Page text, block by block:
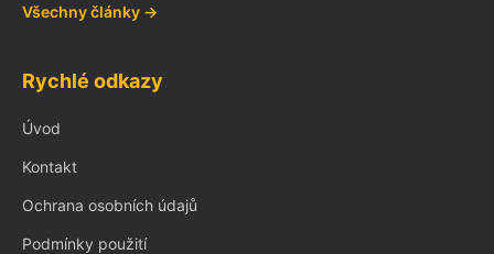
Všechny články →
Rychlé odkazy
Úvod
Kontakt
Ochrana osobních údajů
Podmínky použití